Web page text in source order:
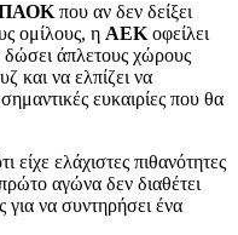
που αν δεν δείξει
ομίλους, η ΑΕΚ οφείλει
δώσει άπλετους χώρους
και να ελπίζει να
ευκαιρίες που θα
είχε ελάχιστες πιθανότητες
αγώνα δεν διαθέτει
για να συντηρήσει ένα